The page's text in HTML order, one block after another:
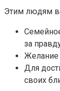
Этим людям
за
Желание
Для
своих